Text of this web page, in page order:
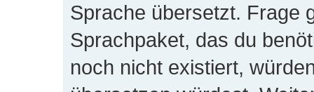
Sprache übersetzt. Frage
Sprachpaket, das du
noch nicht existiert,